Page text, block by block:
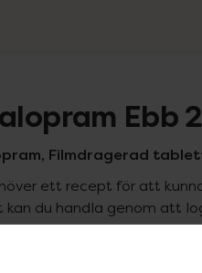
Ebb
Filmdragerad
ett recept för att
kan du handla genom att
Pris